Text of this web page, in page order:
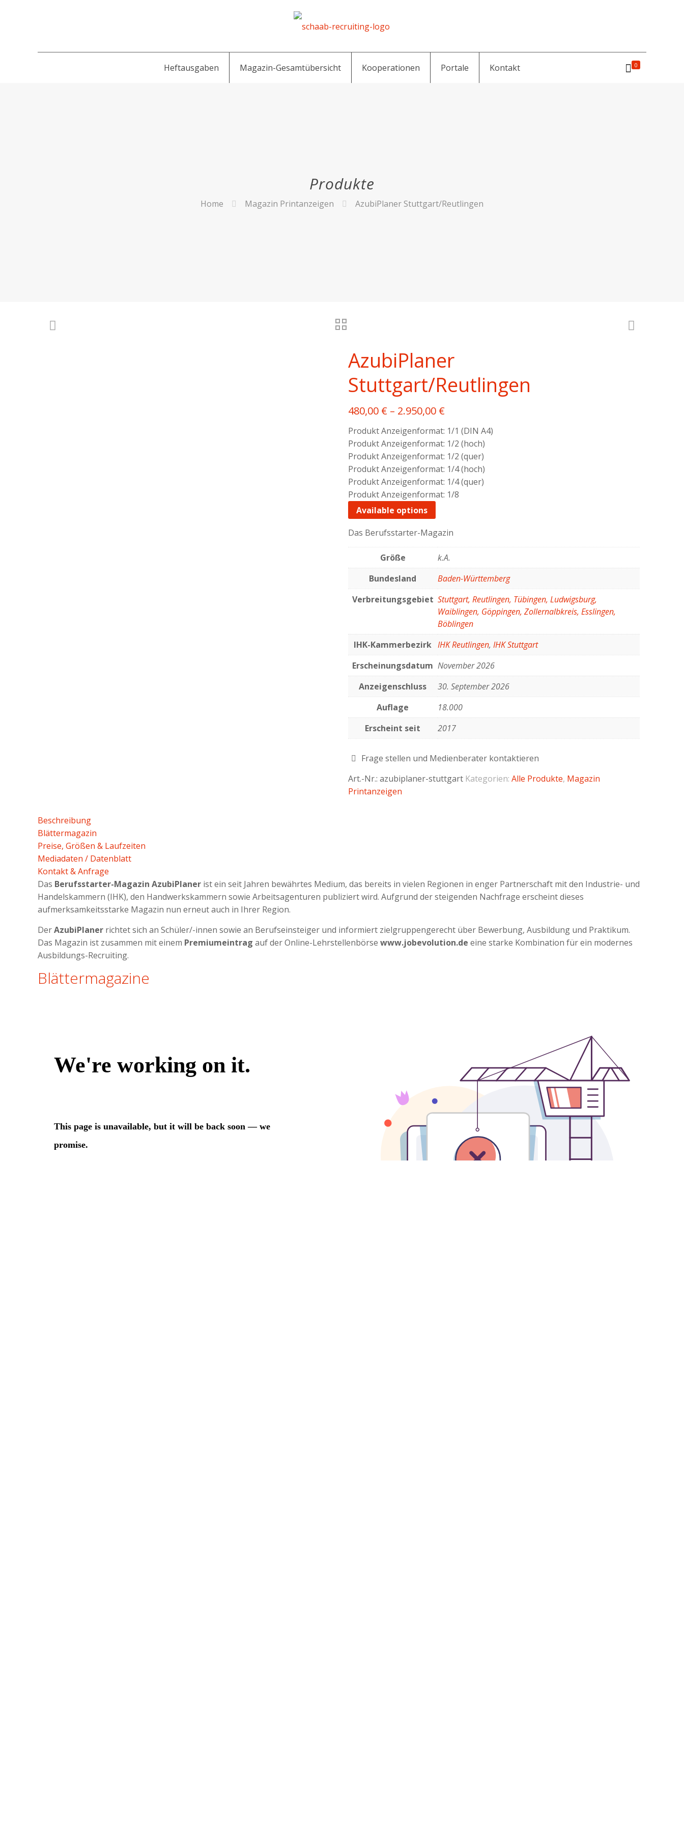
Heftausgaben Magazin-Gesamtübersicht Kooperationen Portale Kontakt 0
Produkte
Home Magazin Printanzeigen AzubiPlaner Stuttgart/Reutlingen
AzubiPlaner
Stuttgart/Reutlingen
480,00 €– 2.950,00 €
Produkt Anzeigenformat: 1/1 (DIN A4)
Produkt Anzeigenformat: 1/2 (hoch)
Produkt Anzeigenformat: 1/2 (quer)
Produkt Anzeigenformat: 1/4 (hoch)
Produkt Anzeigenformat: 1/4 (quer)
Produkt Anzeigenformat: 1/8
Available options
Das Berufsstarter-Magazin
Größe
k.A.
Bundesland
Baden-Württemberg
Verbreitungsgebiet Stuttgart, Reutlingen, Tübingen, Ludwigsburg,
Waiblingen, Göppingen, Zollernalbkreis, Esslingen,
Böblingen
IHK-Kammerbezirk IHK Reutlingen, IHK Stuttgart
Erscheinungsdatum November 2026
Anzeigenschluss
30. September 2026
Auflage
18.000
Erscheint seit
2017
Frage stellen und Medienberater kontaktieren
Art.-Nr.: azubiplaner-stuttgart Kategorien: Alle Produkte, Magazin
Printanzeigen
Beschreibung
Blättermagazin
Preise, Größen & Laufzeiten
Mediadaten / Datenblatt
Kontakt & Anfrage
Das Berufsstarter-Magazin AzubiPlaner ist ein seit Jahren bewährtes Medium, das bereits in vielen Regionen in enger Partnerschaft mit den Industrie- und
Handelskammern (IHK), den ­Handwerkskammern sowie Arbeitsagenturen publiziert wird. Aufgrund der steigenden Nach­frage erscheint dieses
aufmerksamkeitsstarke Magazin nun erneut auch in Ihrer Region.
DerAzubiPlaner richtet sich an Schüler/-innen sowie an Berufseinsteiger und informiert zielgruppengerecht über Bewerbung, Ausbildung und Praktikum.
Das Magazin ist zusammen mit einem Premiumeintrag auf der Online-Lehrstellenbörsewww.jobevolution.de eine starke Kombination für ein modernes
Ausbildungs-Recruiting.
Blättermagazine